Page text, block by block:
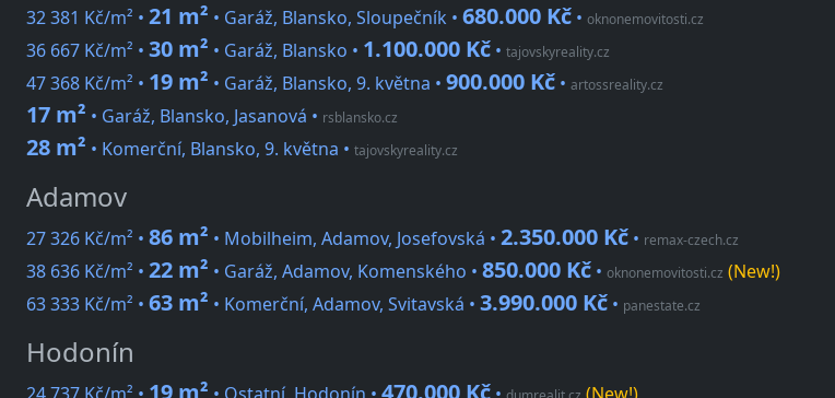
32 381 Kč/m² • 21 m² • Garáž, Blansko, Sloupečník • 680.000 Kč • oknonemovitosti.cz
36 667 Kč/m² • 30 m² • Garáž, Blansko • 1.100.000 Kč • tajovskyreality.cz
47 368 Kč/m² • 19 m² • Garáž, Blansko, 9. května • 900.000 Kč • artossreality.cz
17 m² • Garáž, Blansko, Jasanová • rsblansko.cz
28 m² • Komerční, Blansko, 9. května • tajovskyreality.cz
Adamov
27 326 Kč/m² • 86 m² • Mobilheim, Adamov, Josefovská • 2.350.000 Kč • remax-czech.cz
38 636 Kč/m² • 22 m² • Garáž, Adamov, Komenského • 850.000 Kč • oknonemovitosti.cz (New!)
63 333 Kč/m² • 63 m² • Komerční, Adamov, Svitavská • 3.990.000 Kč • panestate.cz
Hodonín